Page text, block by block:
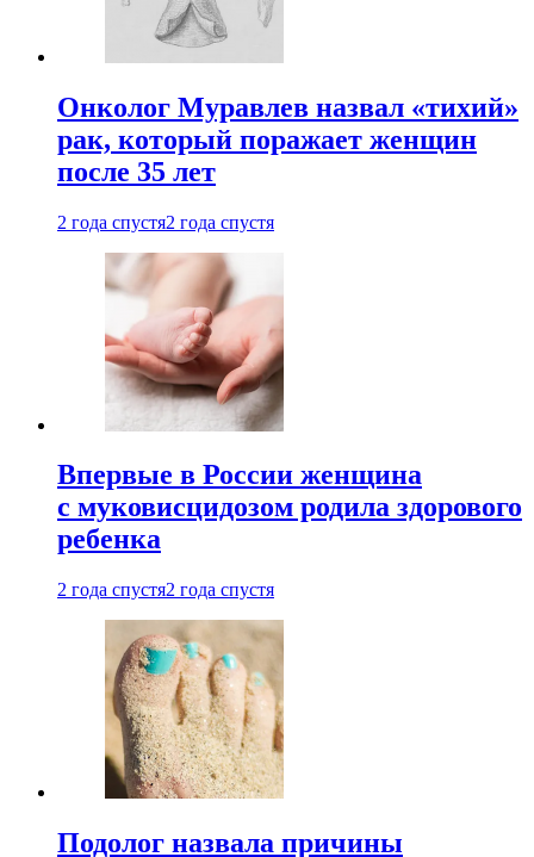
Онколог Муравлев назвал «тихий»
рак, который поражает женщин
после 35 лет
2 года спустя2 года спустя
Впервые в России женщина
с муковисцидозом родила здорового
ребенка
2 года спустя2 года спустя
Подолог назвала причины